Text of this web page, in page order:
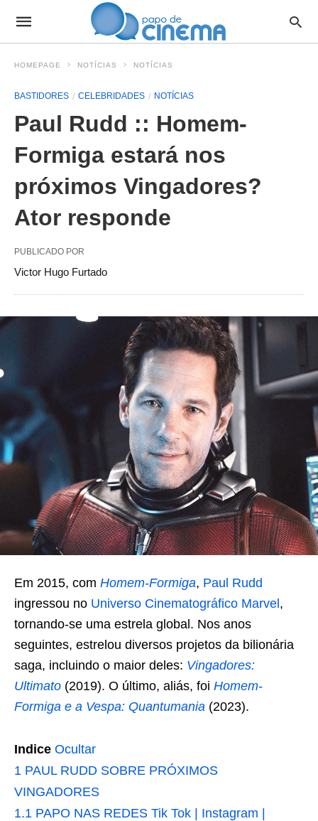
HOMEPAGE NOTÍCIAS NOTÍCIAS
BASTIDORES CELEBRIDADES NOTÍCIAS
Paul Rudd :: Homem-
Formiga estará nos
próximos Vingadores?
Ator responde
PUBLICADO POR
Victor Hugo Furtado
Em 2015, com Homem-Formiga, Paul Rudd
ingressou no Universo Cinematográfico Marvel ,
tornando-se uma estrela global. Nos anos
seguintes, estrelou diversos projetos da bilionária
saga, incluindo o maior deles: Vingadores:
Ultimato (2019). O último, aliás, foi Homem-
Formiga e a Vespa: Quantumania (2023).
Indice Ocultar
1 PAUL RUDD SOBRE PRÓXIMOS
VINGADORES
1.1 PAPO NAS REDES Tik Tok | Instagram |